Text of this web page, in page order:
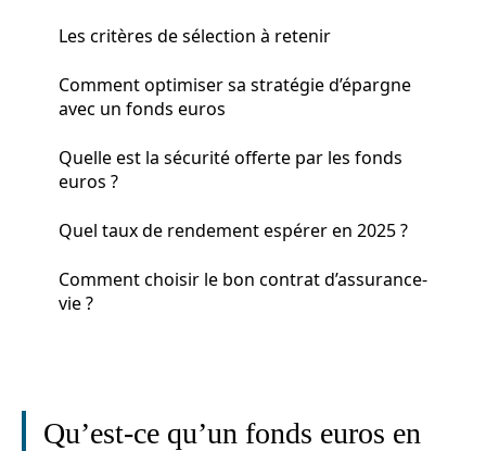
Les critères de sélection à retenir
Comment optimiser sa stratégie d’épargne
avec un fonds euros
Quelle est la sécurité offerte par les fonds
euros ?
Quel taux de rendement espérer en 2025 ?
Comment choisir le bon contrat d’assurance-
vie ?
Qu’est-ce qu’un fonds euros en